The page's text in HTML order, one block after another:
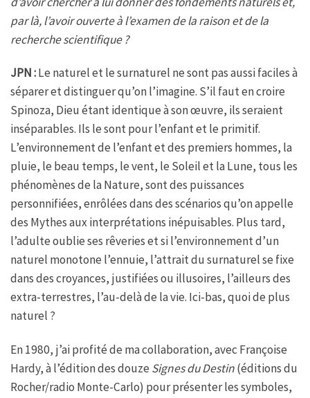
par là, l’avoir ouverte à l’examen de la raison et de la
recherche scientifique ?
JPN :Le naturel et le surnaturel ne sont pas aussi faciles à
séparer et distinguer qu’on l’imagine. S’il faut en croire
Spinoza, Dieu étant identique à son œuvre, ils seraient
inséparables. Ils le sont pour l’enfant et le primitif.
L’environnement de l’enfant et des premiers hommes, la
pluie, le beau temps, le vent, le Soleil et la Lune, tous les
phénomènes de la Nature, sont des puissances
personnifiées, enrôlées dans des scénarios qu’on appelle
des Mythes aux interprétations inépuisables. Plus tard,
l’adulte oublie ses rêveries et si l’environnement d’un
naturel monotone l’ennuie, l’attrait du surnaturel se fixe
dans des croyances, justifiées ou illusoires, l’ailleurs des
extra-terrestres, l’au-delà de la vie. Ici-bas, quoi de plus
naturel ?
En 1980, j’ai profité de ma collaboration, avec Françoise
Hardy, à l’édition des douzeSignes du Destin(éditions du
Rocher/radio Monte-Carlo) pour présenter les symboles,